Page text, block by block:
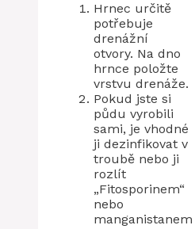
Hrnec určitě
potřebuje
drenážní
otvory. Na dno
hrnce položte
vrstvu drenáže.
Pokud jste si
půdu vyrobili
sami, je vhodné
ji dezinfikovat v
troubě nebo ji
rozlít
„Fitosporinem“
nebo
manganistanem